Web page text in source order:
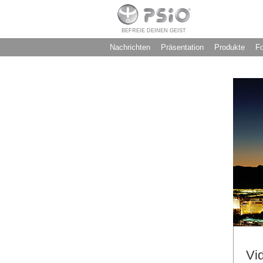
BEFREIE DEINEN GEIST
Nachrichten Präsentation Produkte